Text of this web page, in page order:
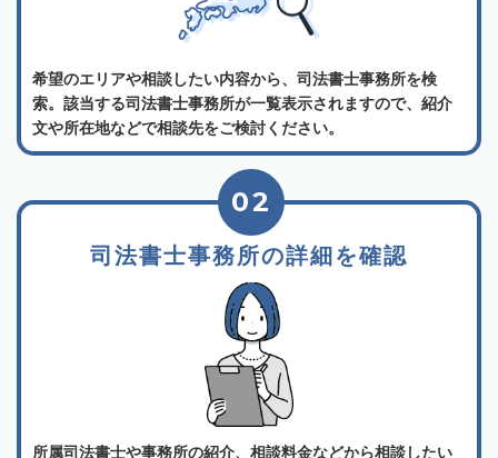
希望のエリアや相談したい内容から、司法書士事務所を検
索。該当する司法書士事務所が一覧表示されますので、紹介
文や所在地などで相談先をご検討ください。
司法書士事務所の詳細を確認
02
所属司法書士や事務所の紹介、相談料金などから相談したい